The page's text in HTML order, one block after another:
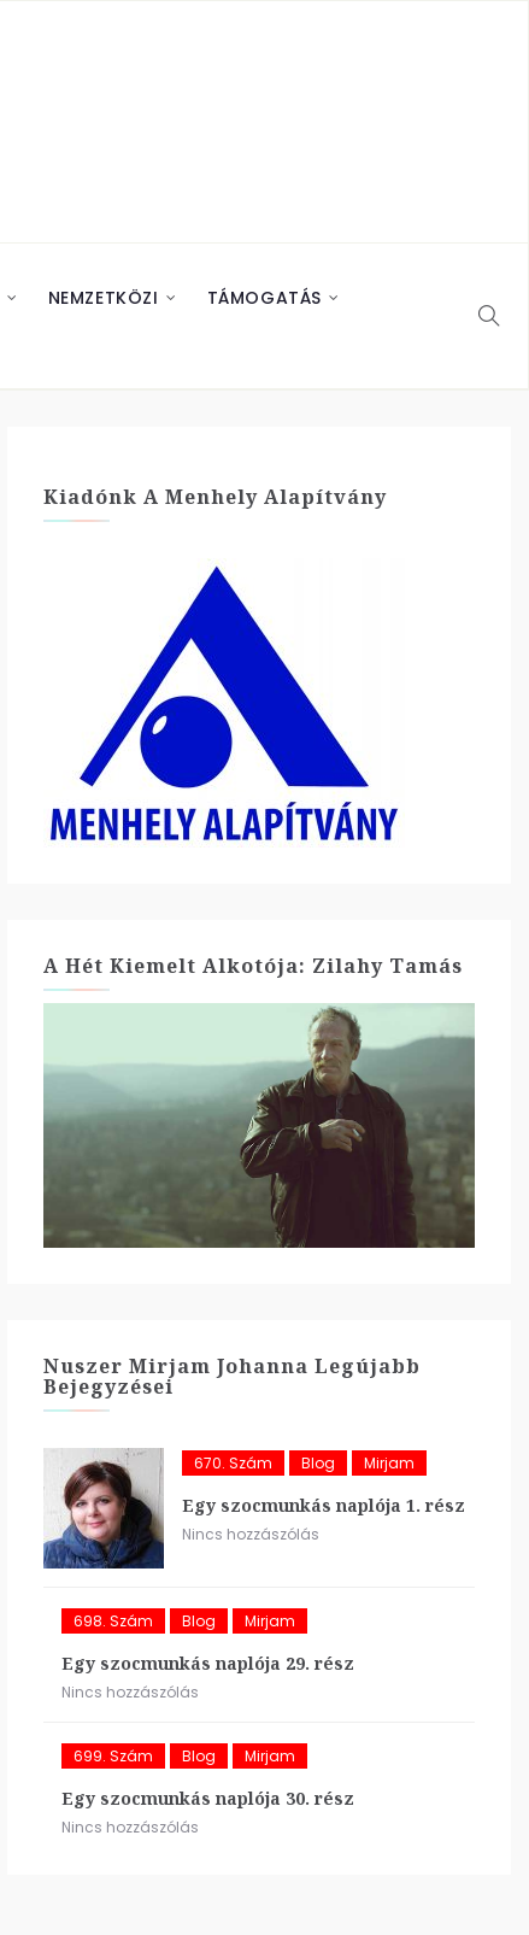
NEMZETKÖZI TÁMOGATÁS
Kiadónk A Menhely Alapítvány
A Hét Kiemelt Alkotója: Zilahy Tamás
Nuszer Mirjam Johanna Legújabb
Bejegyzései
670. Szám Blog Mirjam
Egy szocmunkás naplója 1. rész
Nincs hozzászólás
698. Szám Blog Mirjam
Egy szocmunkás naplója 29. rész
Nincs hozzászólás
699. Szám Blog Mirjam
Egy szocmunkás naplója 30. rész
Nincs hozzászólás